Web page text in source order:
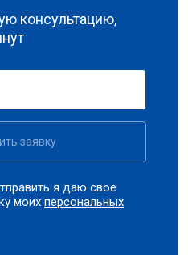
консультацию,
заявку
я даю свое
моихперсональных